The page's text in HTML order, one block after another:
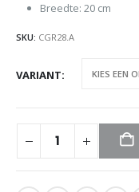
Breedte: 20 cm
SKU: CGR28.A
VARIANT